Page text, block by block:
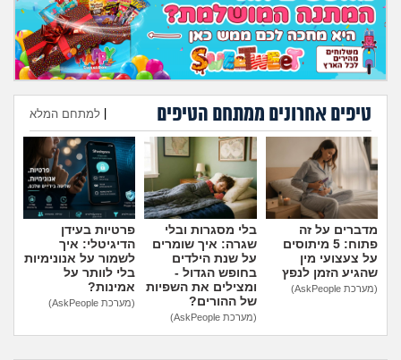
מה שעובר עליי
שומרים על הגוף
פיננסי וכלכלה
בין הסדינים
חיות מחמד
יוקר המחיה
גאווה
טיפים אחרונים ממתחם הטיפים למתחם המלא
הוספת טיפ
מדברים על זה
פתוח: 5 מיתוסים
על צעצועי מין
שהגיע הזמן לנפץ
(מערכת AskPeople)
בלי מסגרות ובלי
שגרה: איך שומרים
על שנת הילדים
בחופש הגדול -
ומצילים את השפיות
של ההורים?
(מערכת AskPeople)
פרטיות בעידן
הדיגיטלי: איך
לשמור על אנונימיות
בלי לוותר על
אמינות?
(מערכת AskPeople)